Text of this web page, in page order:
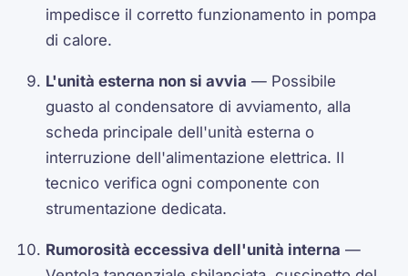
impedisce il corretto funzionamento in pompa
di calore.
L'unità esterna non si avvia — Possibile
guasto al condensatore di avviamento, alla
scheda principale dell'unità esterna o
interruzione dell'alimentazione elettrica. Il
tecnico verifica ogni componente con
strumentazione dedicata.
Rumorosità eccessiva dell'unità interna —